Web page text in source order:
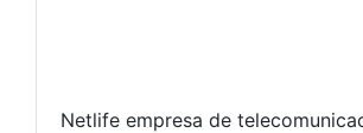
Netlife empresa de